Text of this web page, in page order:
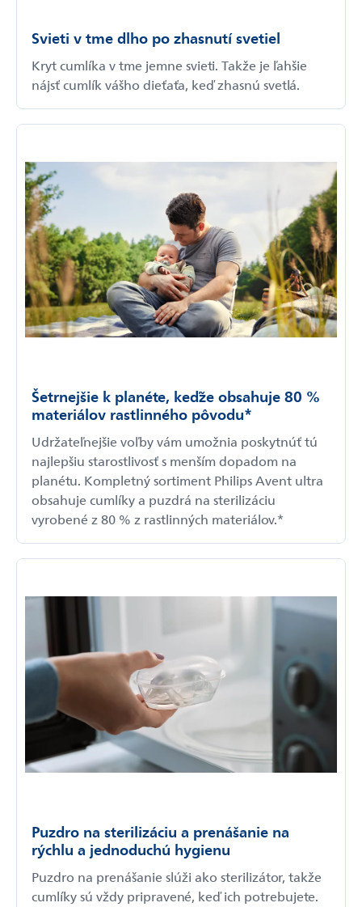
Svieti v tme dlho po zhasnutí svetiel
Kryt cumlíka v tme jemne svieti. Takže je ľahšie
nájsť cumlík vášho dieťaťa, keď zhasnú svetlá.
Šetrnejšie k planéte, keďže obsahuje 80 %
materiálov rastlinného pôvodu*
Udržateľnejšie voľby vám umožnia poskytnúť tú
najlepšiu starostlivosť s menším dopadom na
planétu. Kompletný sortiment Philips Avent ultra
obsahuje cumlíky a puzdrá na sterilizáciu
vyrobené z 80 % z rastlinných materiálov.*
Puzdro na sterilizáciu a prenášanie na
rýchlu a jednoduchú hygienu
Puzdro na prenášanie slúži ako sterilizátor, takže
cumlíky sú vždy pripravené, keď ich potrebujete.